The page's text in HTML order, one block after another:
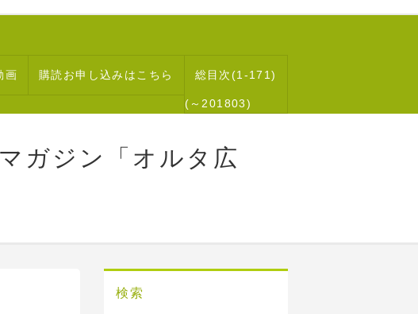
画 購読お申し込みはこちら 総目次(1-171)
(～201803)
ガジン「オルタ広
検索